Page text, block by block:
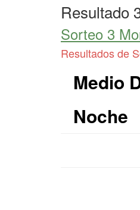
Resultado
Sorteo 3
Resultados de
Medio
Noche